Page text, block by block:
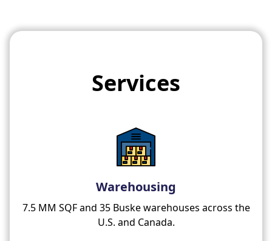
Services
Warehousing
7.5 MM SQF and 35 Buske warehouses across the
U.S. and Canada.